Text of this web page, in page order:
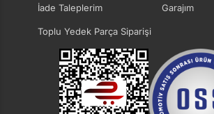
İade Taleplerim Garajım
Toplu Yedek Parça Siparişi